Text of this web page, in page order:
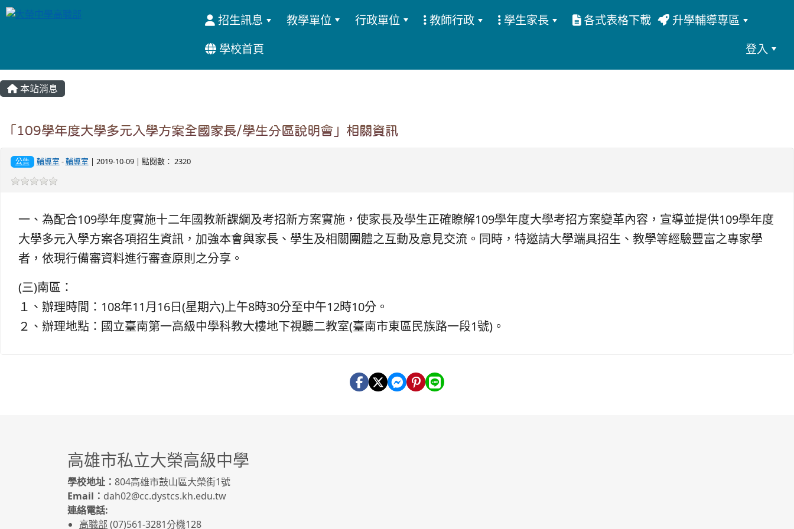
招生訊息 教學單位 行政單位 教師行政 學生家長 各式表格下載
升學輔導專區
學校首頁
登入
本站消息
「109學年度大學多元入學方案全國家長/學生分區說明會」相關資訊
公告 輔導室 -輔導室 | 2019-10-09 | 點閱數： 2320
一、為配合109學年度實施十二年國教新課綱及考招新方案實施，使家長及學生正確瞭解109學年度大學考招方案變革內容，宣導並提供109學年度
大學多元入學方案各項招生資訊，加強本會與家長、學生及相關團體之互動及意見交流。同時，特邀請大學端具招生、教學等經驗豐富之專家學
者，依現行備審資料進行審查原則之分享。
(三)南區：
１、辦理時間：108年11月16日(星期六)上午8時30分至中午12時10分。
２、辦理地點：國立臺南第一高級中學科教大樓地下視聽二教室(臺南市東區民族路一段1號)。
高雄市私立大榮高級中學
學校地址： 804高雄市鼓山區大榮街1號
Email： dah02@cc.dystcs.kh.edu.tw
連絡電話:
高職部 (07)561-3281分機128